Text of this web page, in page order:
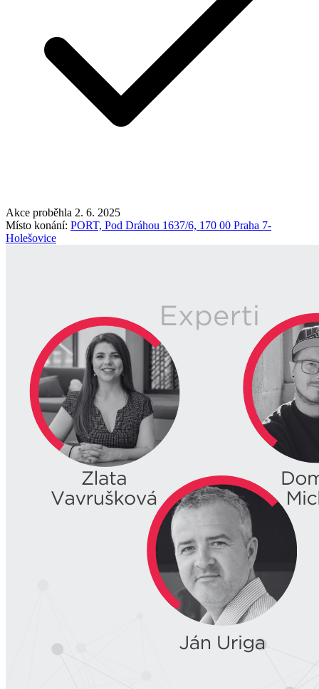
Akce proběhla 2. 6. 2025
Místo konání: PORT, Pod Dráhou 1637/6, 170 00 Praha 7-
Holešovice